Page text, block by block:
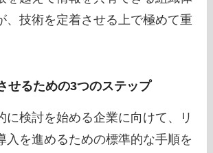
、技術を定着させる上で極めて重
せるための3つのステップ
に検討を始める企業に向けて、リ
入を進めるための標準的な手順を